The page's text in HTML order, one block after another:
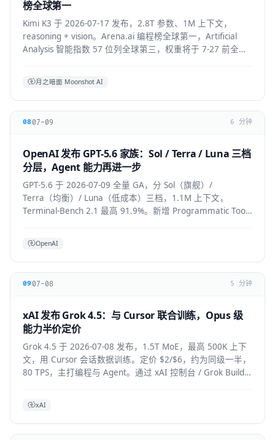
榜全球第一
Kimi K3 于 2026-07-17 发布，2.8T 参数、1M 上下文，
reasoning + vision。Arena.ai 编程榜全球第一，Artificial
Analysis 智能指数 57 位列全球第三，权重将于 7-27 前全部
月之暗面 Moonshot AI
0807-09 6 分钟
OpenAI 发布 GPT-5.6 家族：Sol / Terra / Luna 三档
分层，Agent 能力再进一步
GPT-5.6 于 2026-07-09 全量 GA，分 Sol（旗舰）/
Terra（均衡）/ Luna（低成本）三档，1.1M 上下文，
Terminal-Bench 2.1 最高 91.9%。新增 Programmatic Tool
OpenAI
0907-08 5 分钟
xAI 发布 Grok 4.5：与 Cursor 联合训练，Opus 级
能力半价定价
Grok 4.5 于 2026-07-08 发布，1.5T MoE，最高 500K 上下
文，用 Cursor 会话数据训练。定价 $2/$6，约为同级一半，
80 TPS，主打编程与 Agent。通过 xAI 控制台 / Grok Build /
xAI